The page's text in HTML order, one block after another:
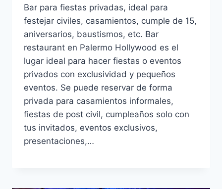
Bar para fiestas privadas, ideal para
festejar civiles, casamientos, cumple de 15,
aniversarios, baustismos, etc. Bar
restaurant en Palermo Hollywood es el
lugar ideal para hacer fiestas o eventos
privados con exclusividad y pequeños
eventos. Se puede reservar de forma
privada para casamientos informales,
fiestas de post civil, cumpleaños solo con
tus invitados, eventos exclusivos,
presentaciones,…